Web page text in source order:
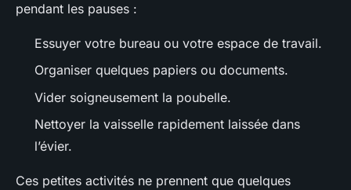
pendant les pauses :
Essuyer votre bureau ou votre espace de travail.
Organiser quelques papiers ou documents.
Vider soigneusement la poubelle.
Nettoyer la vaisselle rapidement laissée dans
l’évier.
Ces petites activités ne prennent que quelques